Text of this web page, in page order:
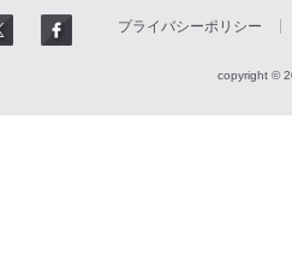
プライバシーポリシー
copyright ©